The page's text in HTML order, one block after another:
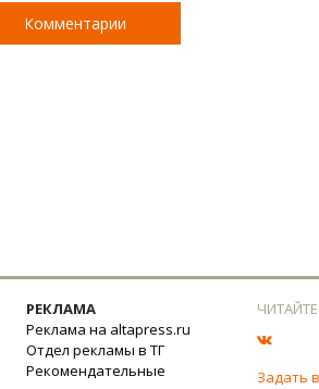
Комментарии
РЕКЛАМА
Реклама на altapress.ru
Отдел рекламы в ТГ
Рекомендательные
Задать